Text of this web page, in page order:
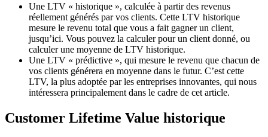
Une LTV « historique », calculée à partir des revenus
réellement générés par vos clients. Cette LTV historique
mesure le revenu total que vous a fait gagner un client,
jusqu’ici. Vous pouvez la calculer pour un client donné, ou
calculer une moyenne de LTV historique.
Une LTV « prédictive », qui mesure le revenu que chacun de
vos clients générera en moyenne dans le futur. C’est cette
LTV, la plus adoptée par les entreprises innovantes, qui nous
intéressera principalement dans le cadre de cet article.
Customer Lifetime Value historique